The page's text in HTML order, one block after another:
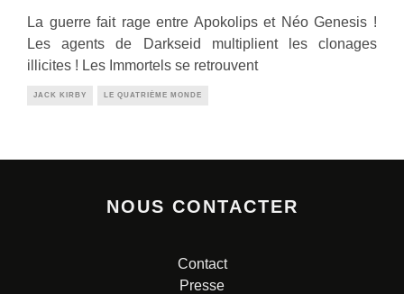
La guerre fait rage entre Apokolips et Néo Genesis !
Les agents de Darkseid multiplient les clonages
illicites ! Les Immortels se retrouvent
JACK KIRBY LE QUATRIÈME MONDE
NOUS CONTACTER
Contact
Presse